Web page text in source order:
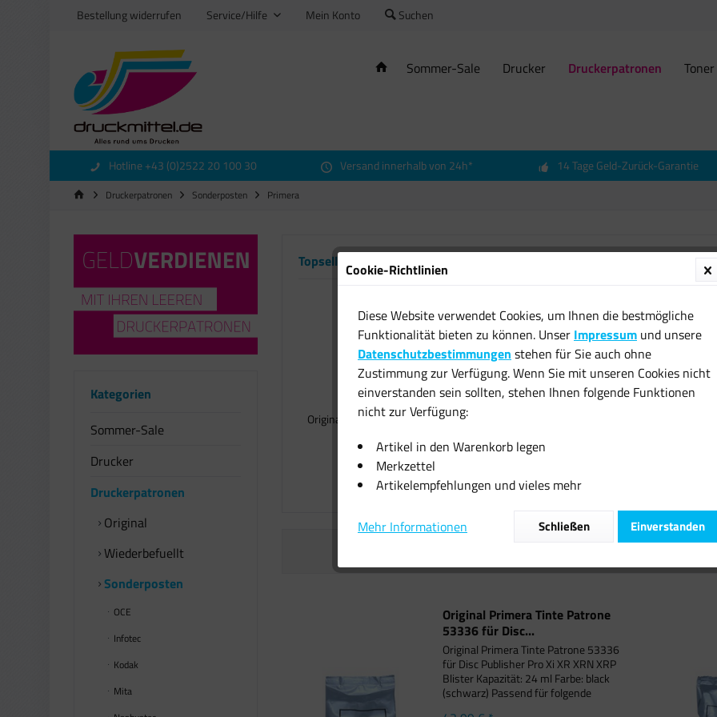
Bestellung widerrufen Service/Hilfe Mein Konto Suchen
Sommer-Sale Drucker Druckerpatronen Toner
Hotline +43 (0)2522 20 100 30 Versand innerhalb von 24h* 14 Tage Geld-Zurück-Garantie
Druckerpatronen Sonderposten Primera
Kategorien
Sommer-Sale
Drucker
Druckerpatronen
Original
Wiederbefuellt
Sonderposten
OCE
Infotec
Kodak
Mita
Topseller
Original Primera Tinte Patrone
43,99 € *
Original
Original Primera Tinte Patrone
53336 für Disc...
Original Primera Tinte Patrone 53336
für Disc Publisher Pro Xi XR XRN XRP
Blister Kapazität: 24 ml Farbe: black
(schwarz) Passend für folgende
Cookie-Richtlinien
Diese Website verwendet Cookies, um Ihnen die bestmögliche
Funktionalität bieten zu können. Unser Impressum und unsere
Datenschutzbestimmungen stehen für Sie auch ohne
Zustimmung zur Verfügung. Wenn Sie mit unseren Cookies nicht
einverstanden sein sollten, stehen Ihnen folgende Funktionen
nicht zur Verfügung:
Artikel in den Warenkorb legen
Merkzettel
Artikelempfehlungen und vieles mehr
Mehr Informationen Einverstanden
Schließen